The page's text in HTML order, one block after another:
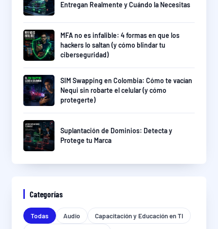
Entregan Realmente y Cuándo la Necesitas
MFA no es infalible: 4 formas en que los
hackers lo saltan (y cómo blindar tu
ciberseguridad)
SIM Swapping en Colombia: Cómo te vacían
Nequi sin robarte el celular (y cómo
protegerte)
Suplantación de Dominios: Detecta y
Protege tu Marca
Categorías
Todas Audio
Capacitación y Educación en TI